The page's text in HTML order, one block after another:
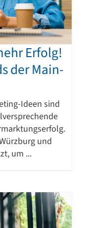
Erfolg!
der Main-
Ideen sind
und
um ...